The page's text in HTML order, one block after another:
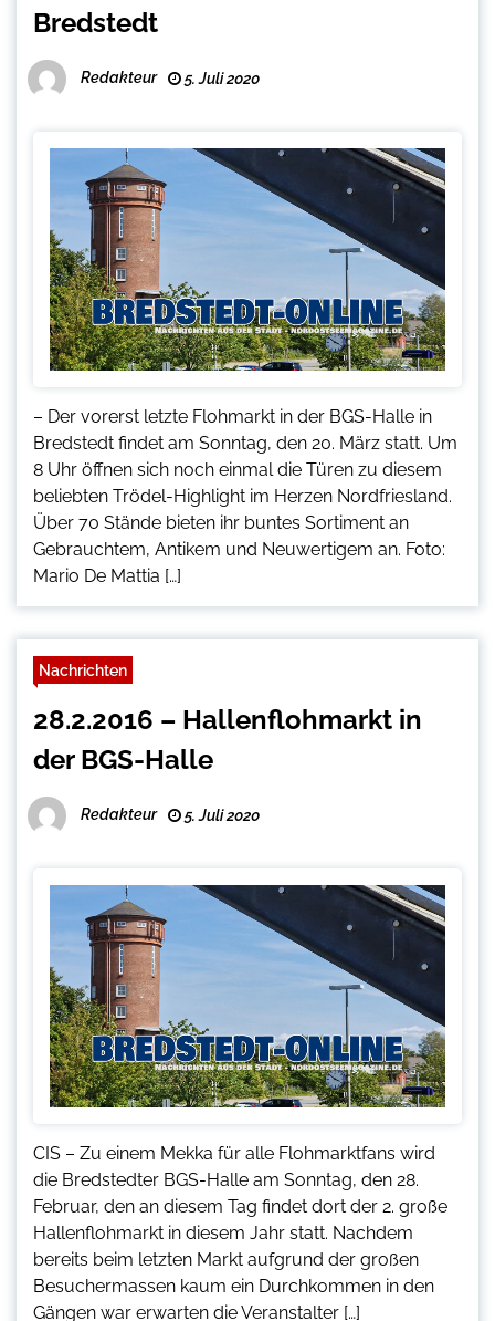
Bredstedt
Redakteur 5. Juli 2020
– Der vorerst letzte Flohmarkt in der BGS-Halle in
Bredstedt findet am Sonntag, den 20. März statt. Um
8 Uhr öffnen sich noch einmal die Türen zu diesem
beliebten Trödel-Highlight im Herzen Nordfriesland.
Über 70 Stände bieten ihr buntes Sortiment an
Gebrauchtem, Antikem und Neuwertigem an. Foto:
Mario De Mattia […]
Nachrichten
28.2.2016 – Hallenflohmarkt in
der BGS-Halle
Redakteur 5. Juli 2020
CIS – Zu einem Mekka für alle Flohmarktfans wird
die Bredstedter BGS-Halle am Sonntag, den 28.
Februar, den an diesem Tag findet dort der 2. große
Hallenflohmarkt in diesem Jahr statt. Nachdem
bereits beim letzten Markt aufgrund der großen
Besuchermassen kaum ein Durchkommen in den
Gängen war erwarten die Veranstalter […]